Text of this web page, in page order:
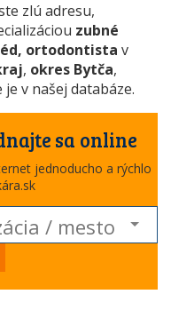
zlú adresu,
zubné
ortodontista v
, okres Bytča,
je v našej databáze.
sa online
jednoducho a rýchlo